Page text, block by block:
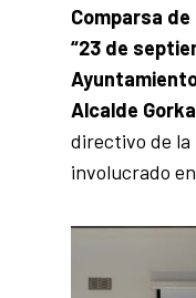
Comparsa
“23 de
Alcalde
directivo de la
involucrado